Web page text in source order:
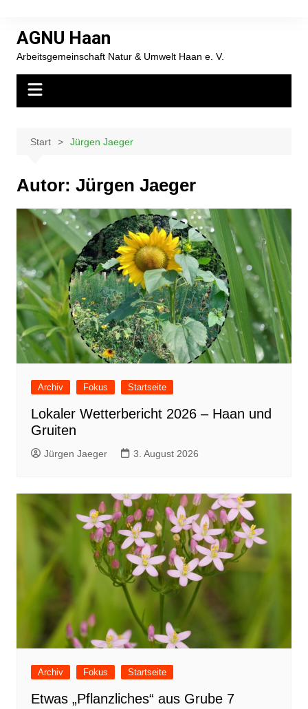
springen
AGNU Haan
Arbeitsgemeinschaft Natur & Umwelt Haan e. V.
Start Jürgen Jaeger
Autor: Jürgen Jaeger
Archiv Fokus Startseite
Lokaler Wetterbericht 2026 – Haan und
Gruiten
Jürgen Jaeger 3. August 2026
Archiv Fokus Startseite
Etwas „Pflanzliches“ aus Grube 7